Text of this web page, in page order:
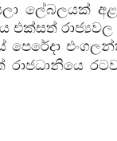
ලේබලයක්
එක්සත්
පෙරේදා
රාජධානියෙ